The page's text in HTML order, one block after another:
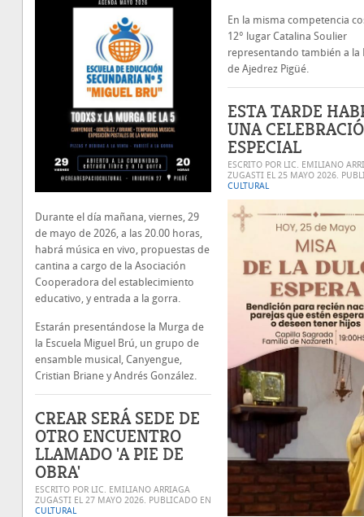
Durante el día mañana, viernes, 29
de mayo de 2026, a las 20.00 horas,
habrá música en vivo, propuestas de
cantina a cargo de la Asociación
Cooperadora del establecimiento
educativo, y entrada a la gorra.
Estarán presentándose la Murga de
la Escuela Miguel Brú, un grupo de
ensamble musical, Canyengue,
Cristian Briane y Andrés González.
CREAR SERÁ SEDE DE
OTRO ENCUENTRO
LLAMADO 'A PIE DE
OBRA'
ESCRITO POR LIC. EMILIANO ARRIAGA
ZUGASTI EL 27 MAYO 2026. PUBLICADO EN
CULTURAL
En la misma competencia
12° lugar Catalina Soulier
representando también a la
de Ajedrez Pigüé.
ESTA TARDE
UNA
ESPECIAL
ESCRITO POR LIC. EMILIANO
ZUGASTI EL 25 MAYO 2026.
CULTURAL